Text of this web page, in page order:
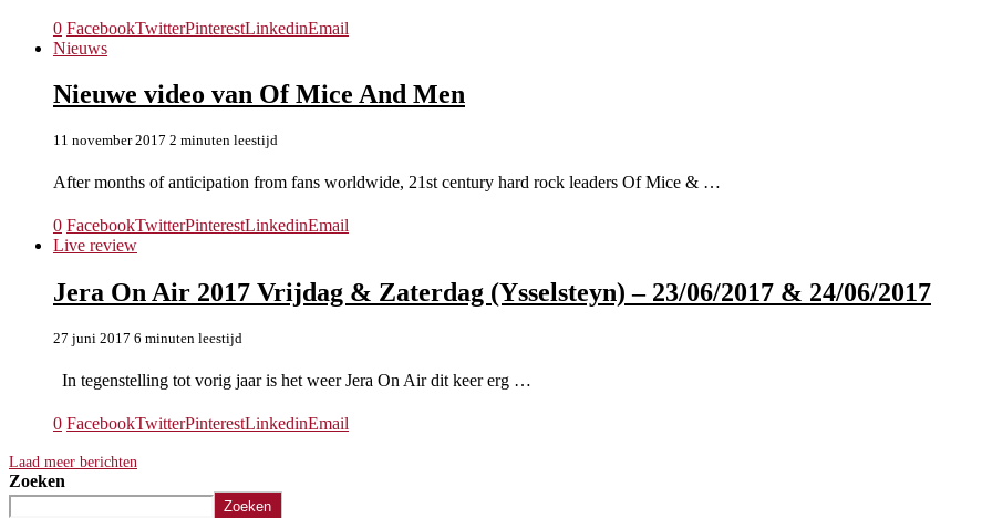
0 FacebookTwitterPinterestLinkedinEmail
Nieuws
Nieuwe video van Of Mice And Men
11 november 2017 2 minuten leestijd
After months of anticipation from fans worldwide, 21st century hard rock leaders Of Mice & …
0 FacebookTwitterPinterestLinkedinEmail
Live review
Jera On Air 2017 Vrijdag & Zaterdag (Ysselsteyn) – 23/06/2017 & 24/06/2017
27 juni 2017 6 minuten leestijd
In tegenstelling tot vorig jaar is het weer Jera On Air dit keer erg …
0 FacebookTwitterPinterestLinkedinEmail
Laad meer berichten
Zoeken
Zoeken